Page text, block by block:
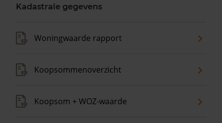
Kadastrale gegevens
Woningwaarde rapport
Koopsommenoverzicht
Koopsom + WOZ-waarde